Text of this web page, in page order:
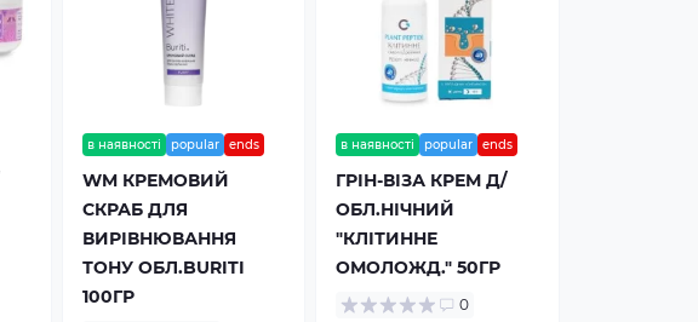
в наявності popular ends
WM КРЕМОВИЙ
СКРАБ ДЛЯ
ВИРІВНЮВАННЯ
ТОНУ ОБЛ.BURITI
100ГР
в наявності popular ends
ГРІН-ВІЗА КРЕМ Д/
ОБЛ.НІЧНИЙ
"КЛІТИННЕ
ОМОЛОЖД." 50ГР
0